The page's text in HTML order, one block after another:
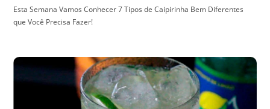
Esta Semana Vamos Conhecer 7 Tipos de Caipirinha Bem Diferentes
que Você Precisa Fazer!